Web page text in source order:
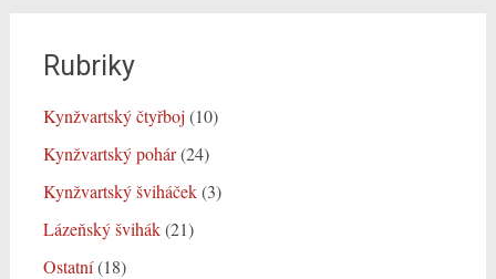
Rubriky
Kynžvartský čtyřboj (10)
Kynžvartský pohár(24)
Kynžvartský šviháček(3)
Lázeňský švihák(21)
Ostatní(18)